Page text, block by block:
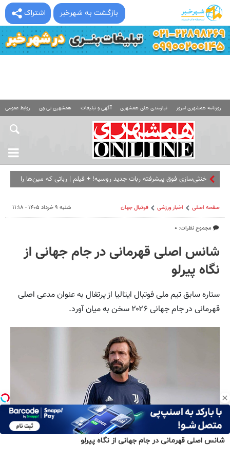
اشتراک بازگشت به شهرخبر
شانس اصلی قهرمانی در جام جهانی از نگاه پیرلو